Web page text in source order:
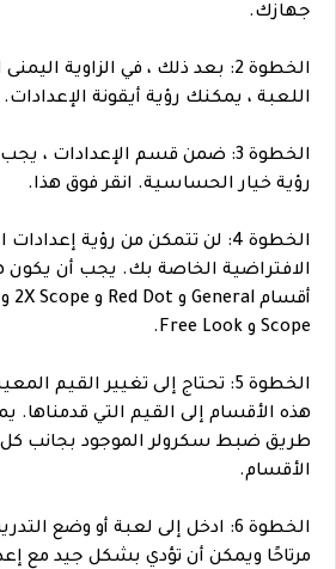
جهازك.
الخطوة 2: بعد ذلك ، في الزاوية
اللعبة ، يمكنك رؤية أيقونة
الخطوة 3: ضمن قسم الإعدادات ،
رؤية خيار الحساسية. انقر فوق هذا.
الخطوة 4: لن تتمكن من رؤية
الافتراضية الخاصة بك. يجب أن
Scope و Free Look.
الخطوة 5: تحتاج إلى تغيير
هذه الأقسام إلى القيم التي قدمناها.
طريق ضبط سكرولر الموجود بجانب
الأقسام.
الخطوة 6: ادخل إلى لعبة أو وضع